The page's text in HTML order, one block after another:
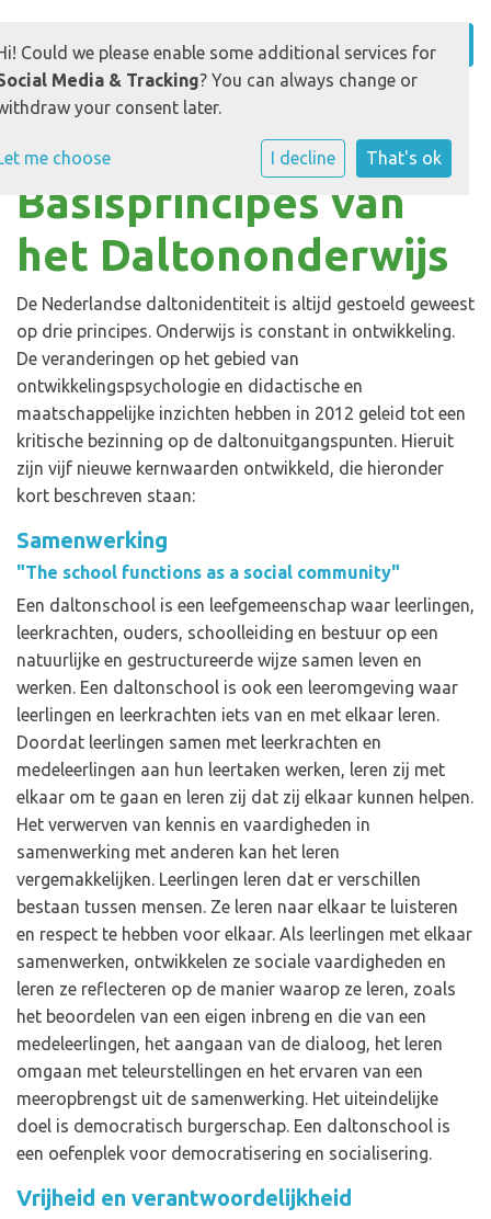
Basisprincipes van
het Daltononderwijs
De Nederlandse daltonidentiteit is altijd gestoeld geweest
op drie principes. Onderwijs is constant in ontwikkeling.
De veranderingen op het gebied van
ontwikkelingspsychologie en didactische en
maatschappelijke inzichten hebben in 2012 geleid tot een
kritische bezinning op de daltonuitgangspunten. Hieruit
zijn vijf nieuwe kernwaarden ontwikkeld, die hieronder
kort beschreven staan:
Samenwerking
"The school functions as a social community"
Een daltonschool is een leefgemeenschap waar leerlingen,
leerkrachten, ouders, schoolleiding en bestuur op een
natuurlijke en gestructureerde wijze samen leven en
werken. Een daltonschool is ook een leeromgeving waar
leerlingen en leerkrachten iets van en met elkaar leren.
Doordat leerlingen samen met leerkrachten en
medeleerlingen aan hun leertaken werken, leren zij met
elkaar om te gaan en leren zij dat zij elkaar kunnen helpen.
Het verwerven van kennis en vaardigheden in
samenwerking met anderen kan het leren
vergemakkelijken. Leerlingen leren dat er verschillen
bestaan tussen mensen. Ze leren naar elkaar te luisteren
en respect te hebben voor elkaar. Als leerlingen met elkaar
samenwerken, ontwikkelen ze sociale vaardigheden en
leren ze reflecteren op de manier waarop ze leren, zoals
het beoordelen van een eigen inbreng en die van een
medeleerlingen, het aangaan van de dialoog, het leren
omgaan met teleurstellingen en het ervaren van een
meeropbrengst uit de samenwerking. Het uiteindelijke
doel is democratisch burgerschap. Een daltonschool is
een oefenplek voor democratisering en socialisering.
Vrijheid en verantwoordelijkheid
Could we please enable some additional services for
Media & Tracking? You can always change or
your consent later.
me choose I decline That's ok